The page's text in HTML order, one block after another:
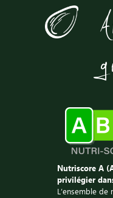
Nutriscore A
privilégier
L’ensemble